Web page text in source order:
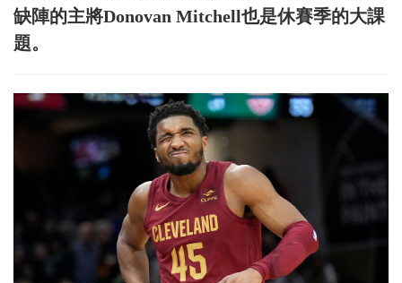
缺陣的主將Donovan Mitchell也是休賽季的大課
題。